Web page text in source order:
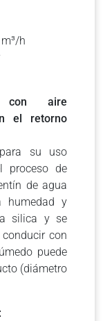
h
con aire
el retorno
su uso
proceso de
de agua
humedad y
silica y se
con
puede
(diámetro